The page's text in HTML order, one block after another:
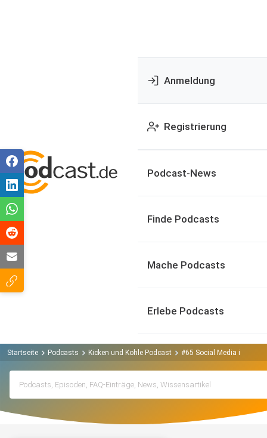
Anmeldung
Registrierung
Podcast-News
Finde Podcasts
Mache Podcasts
Erlebe Podcasts
Startseite Podcasts Kicken und Kohle Podcast #65 Social Media im